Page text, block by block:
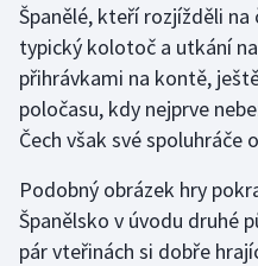
Španělé, kteří rozjížděli
typický kolotoč a utkání
přihrávkami na kontě,
poločasu, kdy nejprve
Čech však své spoluhráče
Podobný obrázek hry
Španělsko v úvodu druhé
pár vteřinách si dobře